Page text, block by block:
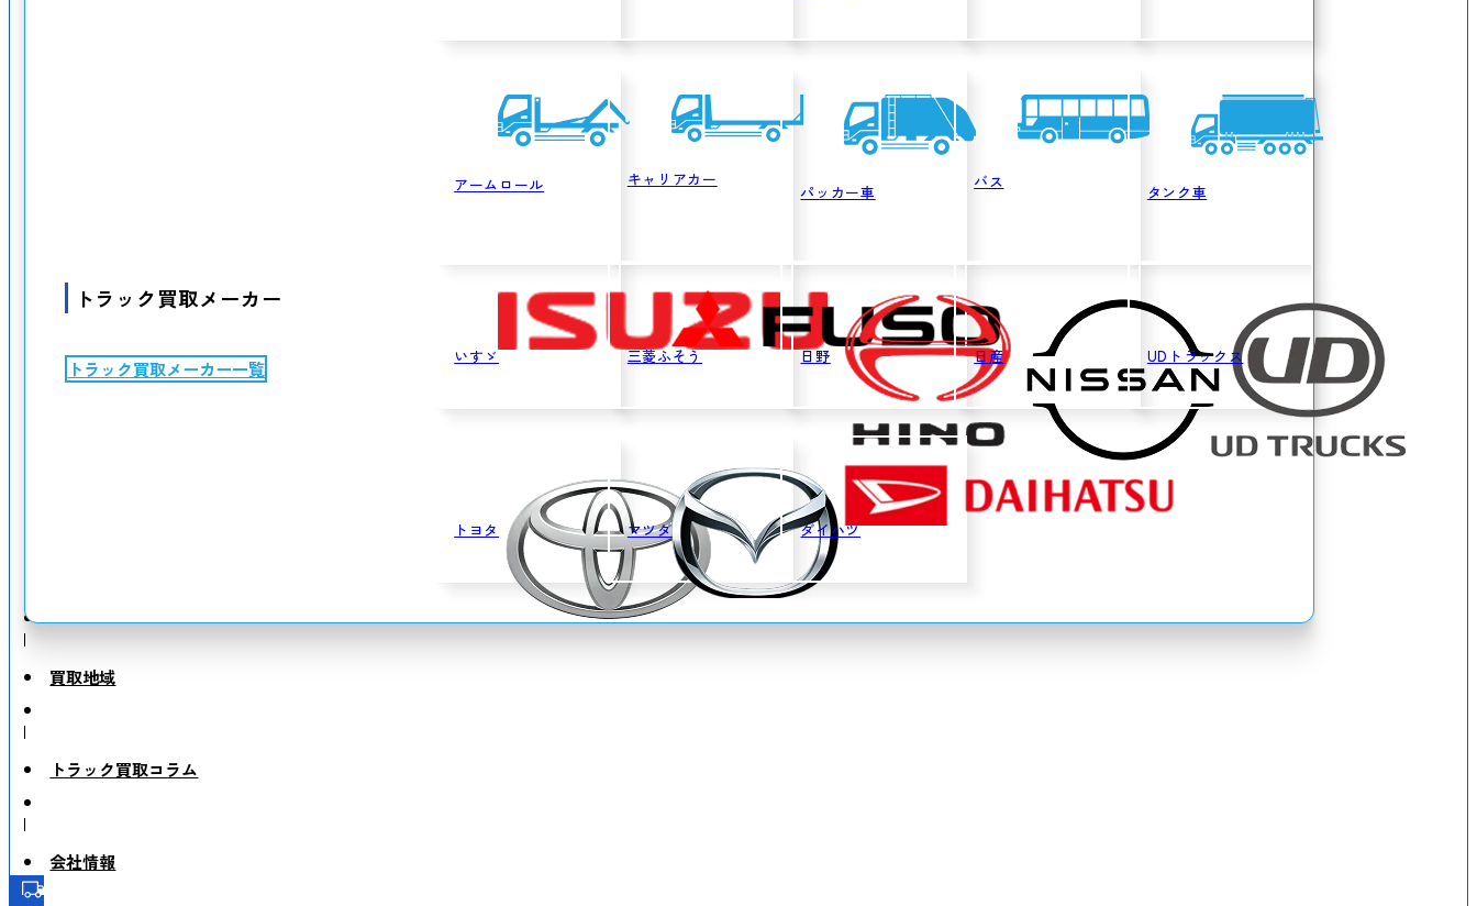
アームロール キャリアカー
パッカー車
バス
タンク車
トラック買取メーカー
トラック買取メーカー一覧
いすゞ 三菱ふそう 日野 日産 UDトラックス
トヨタ マツダ ダイハツ
買取地域
トラック買取コラム
会社情報